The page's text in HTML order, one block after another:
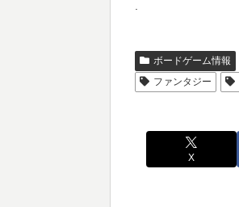
.
ボードゲーム情報
ファンタジー
X